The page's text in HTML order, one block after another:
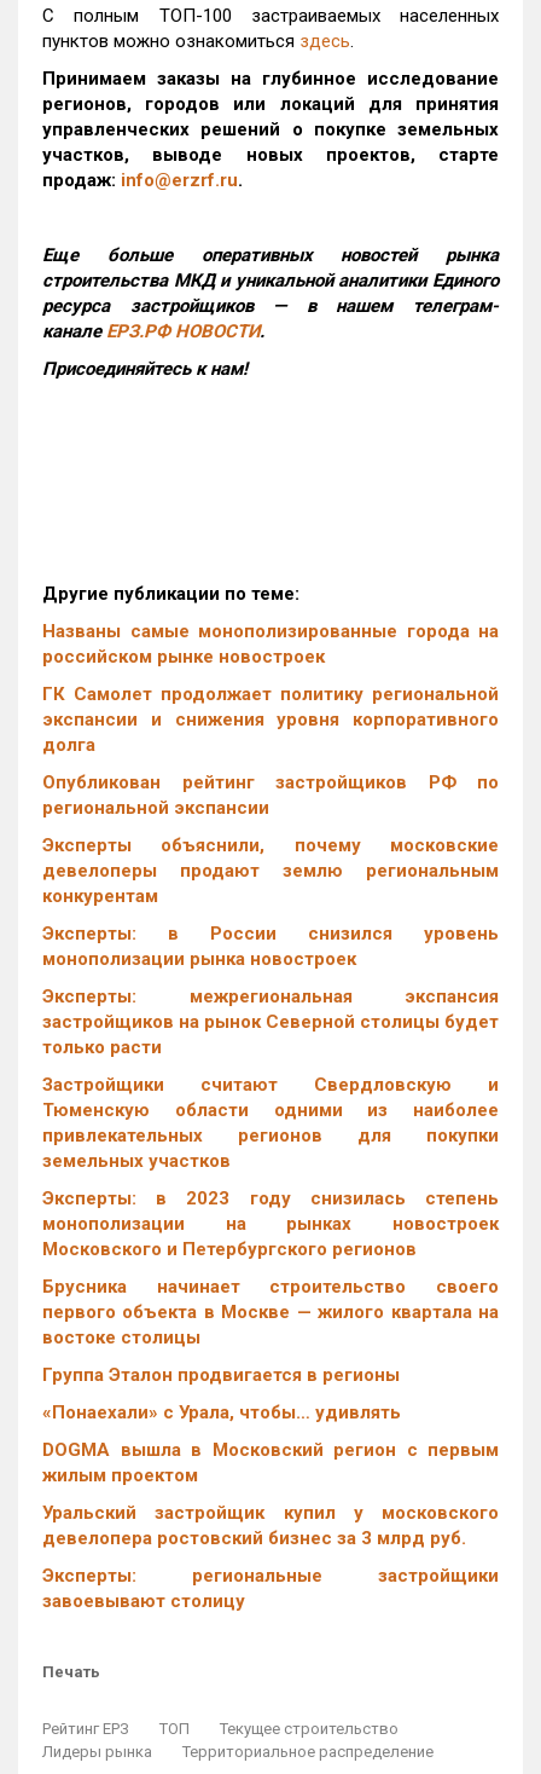
С полным ТОП-100 застраиваемых населенных
пунктов можно ознакомиться здесь.
Принимаем заказы на глубинное исследование
регионов, городов или локаций для принятия
управленческих решений о покупке земельных
участков, выводе новых проектов, старте
продаж: info@erzrf.ru.
Еще больше оперативных новостей рынка
строительства МКД и уникальной аналитики Единого
ресурса застройщиков — в нашем телеграм-
канале ЕРЗ.РФ НОВОСТИ.
Присоединяйтесь к нам!
Другие публикации по теме:
Названы самые монополизированные города на
российском рынке новостроек
ГК Самолет продолжает политику региональной
экспансии и снижения уровня корпоративного
долга
Опубликован рейтинг застройщиков РФ по
региональной экспансии
Эксперты объяснили, почему московские
девелоперы продают землю региональным
конкурентам
Эксперты: в России снизился уровень
монополизации рынка новостроек
Эксперты: межрегиональная экспансия
застройщиков на рынок Северной столицы будет
только расти
Застройщики считают Свердловскую и
Тюменскую области одними из наиболее
привлекательных регионов для покупки
земельных участков
Эксперты: в 2023 году снизилась степень
монополизации на рынках новостроек
Московского и Петербургского регионов
Брусника начинает строительство своего
первого объекта в Москве — жилого квартала на
востоке столицы
Группа Эталон продвигается в регионы
«Понаехали» с Урала, чтобы… удивлять
DOGMA вышла в Московский регион с первым
жилым проектом
Уральский застройщик купил у московского
девелопера ростовский бизнес за 3 млрд руб.
Эксперты: региональные застройщики
завоевывают столицу
Печать
Рейтинг ЕРЗ ТОП
Текущее строительство
Лидеры рынка
Территориальное распределение